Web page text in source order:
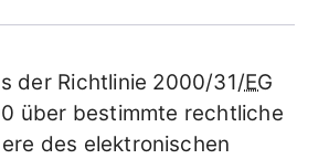
der Richtlinie 2000/31/EG
über bestimmte rechtliche
des elektronischen